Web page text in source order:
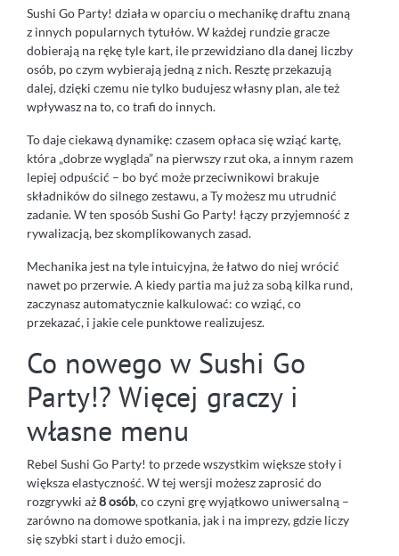
Sushi Go Party! działa w oparciu o mechanikę draftu znaną
z innych popularnych tytułów. W każdej rundzie gracze
dobierają na rękę tyle kart, ile przewidziano dla danej liczby
osób, po czym wybierają jedną z nich. Resztę przekazują
dalej, dzięki czemu nie tylko budujesz własny plan, ale też
wpływasz na to, co trafi do innych.
To daje ciekawą dynamikę: czasem opłaca się wziąć kartę,
która „dobrze wygląda” na pierwszy rzut oka, a innym razem
lepiej odpuścić – bo być może przeciwnikowi brakuje
składników do silnego zestawu, a Ty możesz mu utrudnić
zadanie. W ten sposób Sushi Go Party! łączy przyjemność z
rywalizacją, bez skomplikowanych zasad.
Mechanika jest na tyle intuicyjna, że łatwo do niej wrócić
nawet po przerwie. A kiedy partia ma już za sobą kilka rund,
zaczynasz automatycznie kalkulować: co wziąć, co
przekazać, i jakie cele punktowe realizujesz.
Co nowego w Sushi Go
Party!? Więcej graczy i
własne menu
Rebel Sushi Go Party! to przede wszystkim większe stoły i
większa elastyczność. W tej wersji możesz zaprosić do
rozgrywki aż8 osób, co czyni grę wyjątkowo uniwersalną –
zarówno na domowe spotkania, jak i na imprezy, gdzie liczy
się szybki start i dużo emocji.